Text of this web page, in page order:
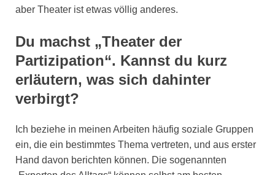
aber Theater ist etwas völlig anderes.
Du machst „Theater der
Partizipation“. Kannst du kurz
erläutern, was sich dahinter
verbirgt?
Ich beziehe in meinen Arbeiten häufig soziale Gruppen
ein, die ein bestimmtes Thema vertreten, und aus erster
Hand davon berichten können. Die sogenannten